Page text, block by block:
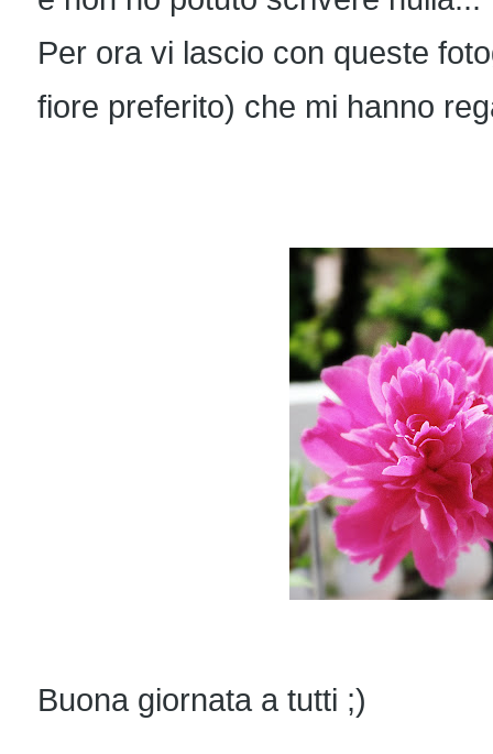
Per ora vi lascio con queste
fiore preferito) che mi hanno
Buona giornata a tutti ;)